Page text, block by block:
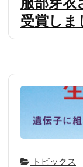
受賞しま
トピックス